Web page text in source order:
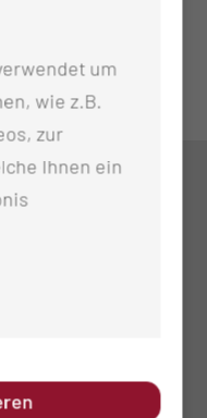
um
wie z.B.
zur
Ihnen ein